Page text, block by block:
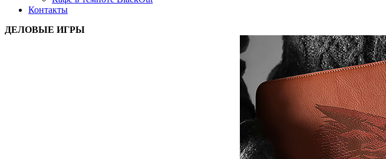
Контакты
ДЕЛОВЫЕ ИГРЫ